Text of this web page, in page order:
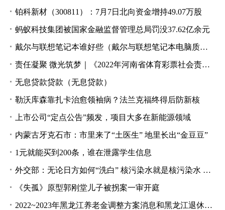
铂科新材（300811）：7月7日北向资金增持49.07万股
蚂蚁科技集团被国家金融监督管理总局罚没37.62亿余元
戴尔与联想笔记本谁好些（戴尔与联想笔记本电脑质量哪家好）
责任凝聚 微光筑梦｜《2022年河南省体育彩票社会责任报告》发布
无息贷款贷款（无息贷款）
勒沃库森靠扎卡治愈领袖病？法兰克福终得后防新核
上市公司“定点公告”频发，项目大多在新能源领域
内蒙古牙克石市：市里来了“土医生” 地里长出“金豆豆”
1元就能买到200条，谁在泄露学生信息
外交部：无论日方如何“洗白” 核污染水就是核污染水 日方不要推卸责任了！
《失孤》原型郭刚堂儿子被拐案一审开庭
2022~2023年黑龙江养老金调整方案消息和黑龙江退休人员养老金计算公式（全文）